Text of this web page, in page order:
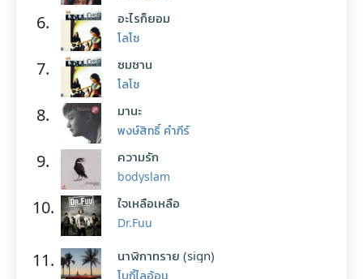
6. อะไรก็ยอม
โลโซ
7. ซมซาน
โลโซ
8. มานะ
พงษ์สิทธิ์ คำภีร์
9. ความรัก
bodyslam
10. ใจเหลือเหลือ
Dr.Fuu
11. นาฬิกาทราย (sign)
โบกี้ไลอ้อน